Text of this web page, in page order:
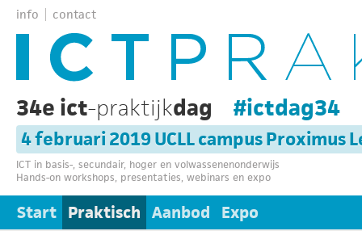
info contact
34e ict-praktijkdag #ictdag34
4 februari 2019 UCLL campus Proximus
ICT in basis-, secundair, hoger en volwassenenonderwijs
Hands-on workshops, presentaties, webinars en expo
Start Praktisch Aanbod Expo